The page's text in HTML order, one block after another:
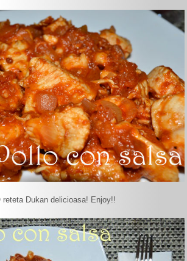
reteta Dukan delicioasa! Enjoy!!